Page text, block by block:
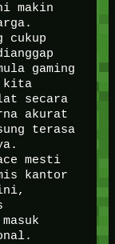
makin
cukup
gaming
kita
secara
akurat
terasa
mesti
kantor